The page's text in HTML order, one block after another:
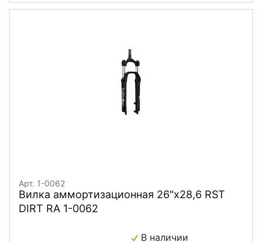
Арт. 1-0062
Вилка аммортизационная 26"х28,6 RST
DIRT RA 1-0062
В наличии